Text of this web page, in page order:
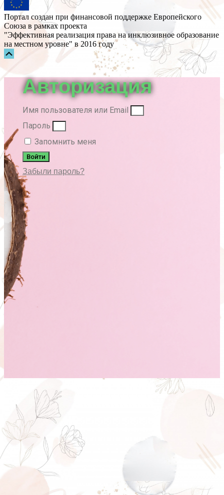
Портал создан при финансовой поддержке Европейского
Союза в рамках проекта
"Эффективная реализация права на инклюзивное образование
на местном уровне" в 2016 году
Авторизация
Имя пользователя или Email
Пароль
Запомнить меня
Войти
Забыли пароль?